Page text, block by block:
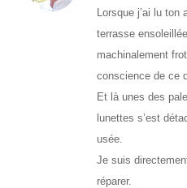
:
Lorsque j’ai lu
terrasse
machinalement
conscience de ce
Et là unes des
lunettes s’est
usée.
Je suis
réparer.